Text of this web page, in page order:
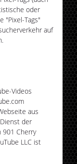
oder
"Pixel-Tags"
auf
Videos
aus
der
901 Cherry
LLC ist